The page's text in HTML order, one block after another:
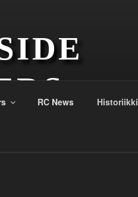
RC News Historiikki